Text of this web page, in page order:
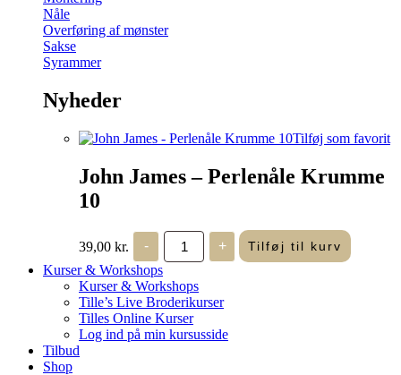
Nåle
Overføring af mønster
Sakse
Syrammer
Nyheder
Tilføj som favorit
John James – Perlenåle Krumme
10
39,00 kr. -
John
James
-
Perlenåle
Krumme
10
antal
+ Tilføj til kurv
Kurser & Workshops
Kurser & Workshops
Tille’s Live Broderikurser
Tilles Online Kurser
Log ind på min kursusside
Tilbud
Shop